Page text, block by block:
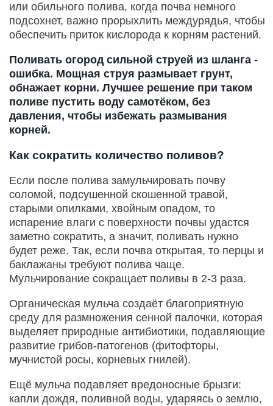
или обильного полива, когда почва немного
подсохнет, важно прорыхлить междурядья, чтобы
обеспечить приток кислорода к корням растений.
Поливать огород сильной струей из шланга -
ошибка. Мощная струя размывает грунт,
обнажает корни. Лучшее решение при таком
поливе пустить воду самотёком, без
давления, чтобы избежать размывания
корней.
Как сократить количество поливов?
Если после полива замульчировать почву
соломой, подсушенной скошенной травой,
старыми опилками, хвойным опадом, то
испарение влаги с поверхности почвы удастся
заметно сократить, а значит, поливать нужно
будет реже. Так, если почва открытая, то перцы и
баклажаны требуют полива чаще.
Мульчирование сокращает поливы в 2-3 раза.
Органическая мульча создаёт благоприятную
среду для размножения сенной палочки, которая
выделяет природные антибиотики, подавляющие
развитие грибов-патогенов (фитофторы,
мучнистой росы, корневых гнилей).
Ещё мульча подавляет вредоносные брызги:
капли дождя, поливной воды, ударяясь о землю,